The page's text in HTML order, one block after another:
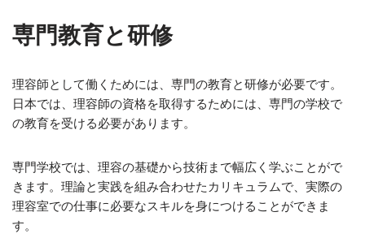
専門教育と研修
理容師として働くためには、専門の教育と研修が必要です。
日本では、理容師の資格を取得するためには、専門の学校で
の教育を受ける必要があります。
専門学校では、理容の基礎から技術まで幅広く学ぶことがで
きます。理論と実践を組み合わせたカリキュラムで、実際の
理容室での仕事に必要なスキルを身につけることができま
す。